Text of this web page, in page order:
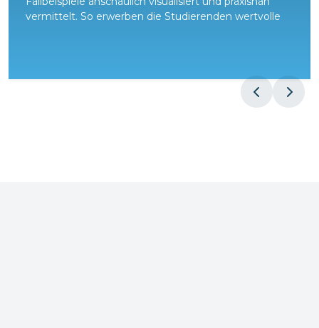
vermittelt. So erwerben die Studierenden wertvolle